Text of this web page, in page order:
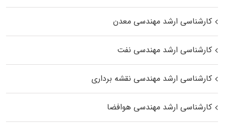
کارشناسی ارشد مهندسی معدن
کارشناسی ارشد مهندسی نفت
کارشناسی ارشد مهندسی نقشه برداری
کارشناسی ارشد مهندسی هوافضا